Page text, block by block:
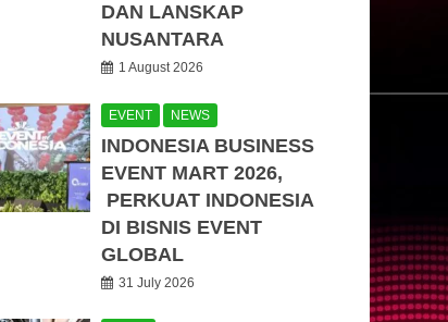
DAN LANSKAP
NUSANTARA
1 August 2026
EVENT NEWS
INDONESIA BUSINESS
EVENT MART 2026,
PERKUAT INDONESIA
DI BISNIS EVENT
GLOBAL
31 July 2026